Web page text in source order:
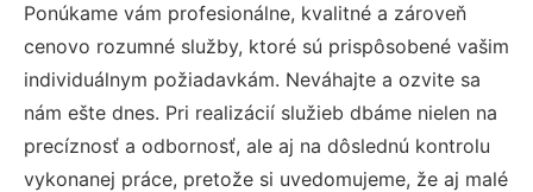
Ponúkame vám profesionálne, kvalitné a zároveň
cenovo rozumné služby, ktoré sú prispôsobené vašim
individuálnym požiadavkám. Neváhajte a ozvite sa
nám ešte dnes. Pri realizácií služieb dbáme nielen na
precíznosť a odbornosť, ale aj na dôslednú kontrolu
vykonanej práce, pretože si uvedomujeme, že aj malé